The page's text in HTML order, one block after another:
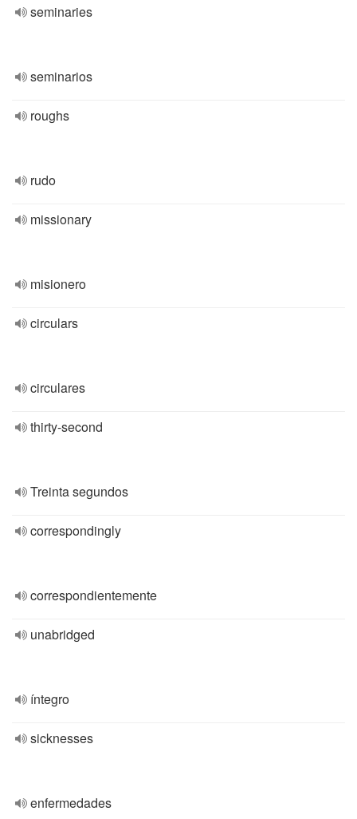
seminaries
seminarios
roughs
rudo
missionary
misionero
circulars
circulares
thirty-second
Treinta segundos
correspondingly
correspondientemente
unabridged
íntegro
sicknesses
enfermedades